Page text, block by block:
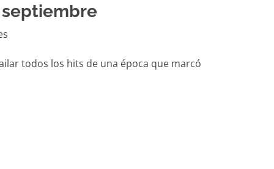
septiembre
todos los hits de una época que marcó